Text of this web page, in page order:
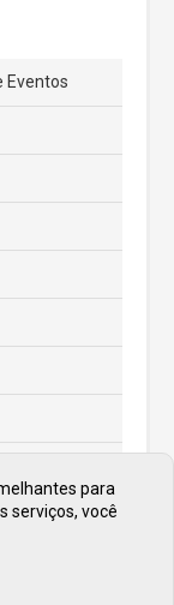
Eventos
para
serviços, você